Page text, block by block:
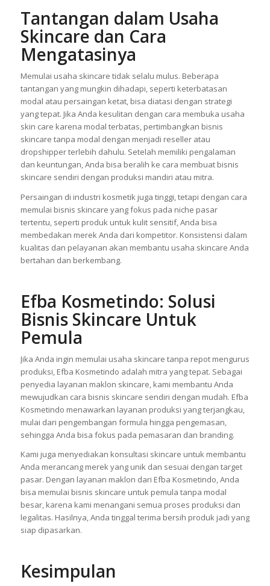
Tantangan dalam Usaha
Skincare dan Cara
Mengatasinya
Memulai usaha skincare tidak selalu mulus. Beberapa
tantangan yang mungkin dihadapi, seperti keterbatasan
modal atau persaingan ketat, bisa diatasi dengan strategi
yang tepat. Jika Anda kesulitan dengan cara membuka usaha
skin care karena modal terbatas, pertimbangkan bisnis
skincare tanpa modal dengan menjadi reseller atau
dropshipper terlebih dahulu. Setelah memiliki pengalaman
dan keuntungan, Anda bisa beralih ke cara membuat bisnis
skincare sendiri dengan produksi mandiri atau mitra.
Persaingan di industri kosmetik juga tinggi, tetapi dengan cara
memulai bisnis skincare yang fokus pada niche pasar
tertentu, seperti produk untuk kulit sensitif, Anda bisa
membedakan merek Anda dari kompetitor. Konsistensi dalam
kualitas dan pelayanan akan membantu usaha skincare Anda
bertahan dan berkembang.
Efba Kosmetindo: Solusi
Bisnis Skincare Untuk
Pemula
Jika Anda ingin memulai usaha skincare tanpa repot mengurus
produksi, Efba Kosmetindo adalah mitra yang tepat. Sebagai
penyedia layanan maklon skincare, kami membantu Anda
mewujudkan cara bisnis skincare sendiri dengan mudah. Efba
Kosmetindo menawarkan layanan produksi yang terjangkau,
mulai dari pengembangan formula hingga pengemasan,
sehingga Anda bisa fokus pada pemasaran dan branding.
Kami juga menyediakan konsultasi skincare untuk membantu
Anda merancang merek yang unik dan sesuai dengan target
pasar. Dengan layanan maklon dari Efba Kosmetindo, Anda
bisa memulai bisnis skincare untuk pemula tanpa modal
besar, karena kami menangani semua proses produksi dan
legalitas. Hasilnya, Anda tinggal terima bersih produk jadi yang
siap dipasarkan.
Kesimpulan